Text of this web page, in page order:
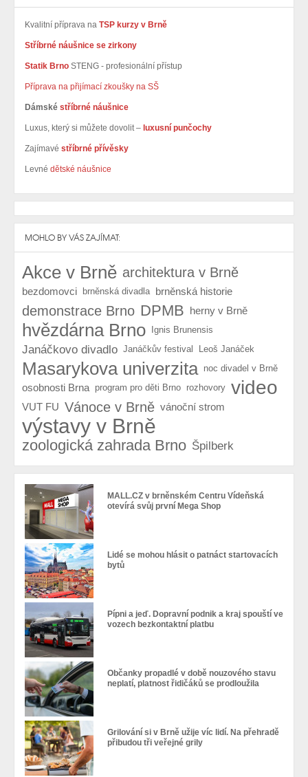
Kvalitní příprava na TSP kurzy v Brně
Stříbrné náušnice se zirkony
Statik Brno STENG - profesionální přístup
Příprava na přijímací zkoušky na SŠ
Dámské stříbrné náušnice
Luxus, který si můžete dovolit – luxusní punčochy
Zajímavé stříbrné přívěsky
Levné dětské náušnice
MOHLO BY VÁS ZAJÍMAT:
Akce v Brně architektura v Brně
bezdomovci brněnská divadla brněnská historie
demonstrace Brno DPMB herny v Brně
hvězdárna Brno Ignis Brunensis
Janáčkovo divadlo Janáčkův festival Leoš Janáček
Masarykova univerzita noc divadel v Brně
osobnosti Brna program pro děti Brno rozhovory video
VUT FU Vánoce v Brně vánoční strom
výstavy v Brně
zoologická zahrada Brno Špilberk
MALL.CZ v brněnském Centru Vídeňská
otevírá svůj první Mega Shop
Lidé se mohou hlásit o patnáct startovacích
bytů
Pípni a jeď. Dopravní podnik a kraj spouští ve
vozech bezkontaktní platbu
Občanky propadlé v době nouzového stavu
neplatí, platnost řidičáků se prodloužila
Grilování si v Brně užije víc lidí. Na přehradě
přibudou tři veřejné grily